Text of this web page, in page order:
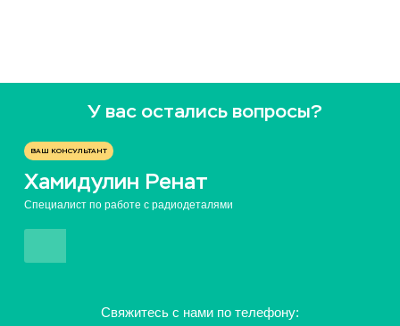
У вас остались вопросы?
ВАШ КОНСУЛЬТАНТ
Хамидулин Ренат
Специалист по работе с радиодеталями
Свяжитесь с нами по телефону: